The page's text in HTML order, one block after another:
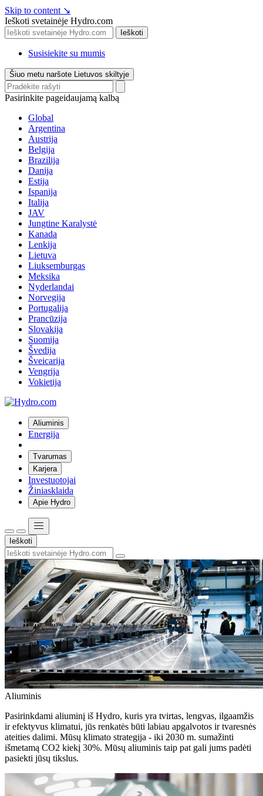
Skip to content ↘
Ieškoti svetainėje Hydro.com
Ieškoti
Susisiekite su mumis
Šiuo metu naršote Lietuvos skiltyje
Pasirinkite pageidaujamą kalbą
Global
Argentina
Austrija
Belgija
Brazilija
Danija
Estija
Ispanija
Italija
JAV
Jungtine Karalystė
Kanada
Lenkija
Lietuva
Liuksemburgas
Meksika
Nyderlandai
Norvegija
Portugalija
Prancūzija
Slovakija
Suomija
Švedija
Šveicarija
Vengrija
Vokietija
Aliuminis
Energija
Tvarumas
Karjera
Investuotojai
Žiniasklaida
Apie Hydro
Ieškoti
Aliuminis
Pasirinkdami aliuminį iš Hydro, kuris yra tvirtas, lengvas, ilgaamžis
ir efektyvus klimatui, jūs renkatės būti labiau apgalvotos ir tvaresnės
ateities dalimi. Mūsų klimato strategija - iki 2030 m. sumažinti
išmetamą CO2 kiekį 30%. Mūsų aliuminis taip pat gali jums padėti
pasiekti jūsų tikslus.